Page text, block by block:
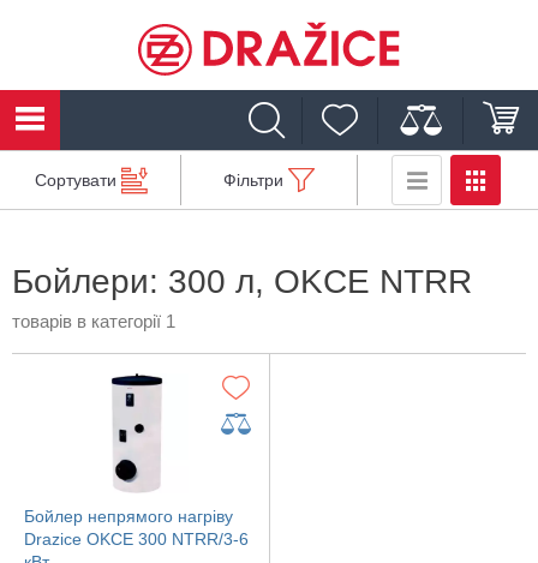
Сортувати Фільтри
Бойлери: 300 л, OKCE NTRR
товарів в категорії 1
Бойлер непрямого нагріву
Drazice OKCE 300 NTRR/3-6